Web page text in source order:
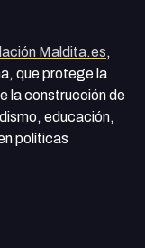
Maldita.es,
que protege la
la construcción de
educación,
políticas